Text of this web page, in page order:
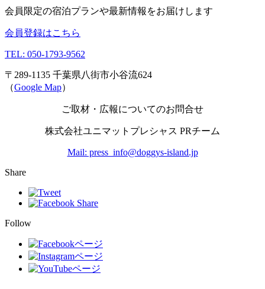
会員限定の宿泊プランや最新情報をお届けします
会員登録はこちら
TEL: 050-1793-9562
〒289-1135 千葉県八街市小谷流624
（Google Map）
ご取材・広報についてのお問合せ
株式会社ユニマットプレシャス PRチーム
Mail: press_info@doggys-island.jp
Share
Follow